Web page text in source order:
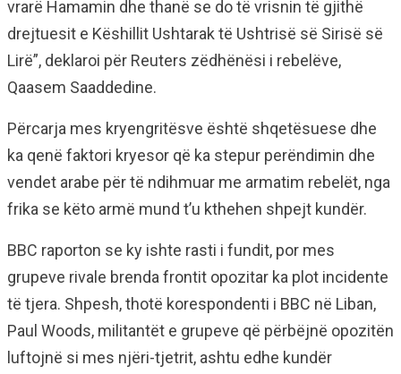
vrarë Hamamin dhe thanë se do të vrisnin të gjithë
drejtuesit e Këshillit Ushtarak të Ushtrisë së Sirisë së
Lirë”, deklaroi për Reuters zëdhënësi i rebelëve,
Qaasem Saaddedine.
Përcarja mes kryengritësve është shqetësuese dhe
ka qenë faktori kryesor që ka stepur perëndimin dhe
vendet arabe për të ndihmuar me armatim rebelët, nga
frika se këto armë mund t’u kthehen shpejt kundër.
BBC raporton se ky ishte rasti i fundit, por mes
grupeve rivale brenda frontit opozitar ka plot incidente
të tjera. Shpesh, thotë korespondenti i BBC në Liban,
Paul Woods, militantët e grupeve që përbëjnë opozitën
luftojnë si mes njëri-tjetrit, ashtu edhe kundër